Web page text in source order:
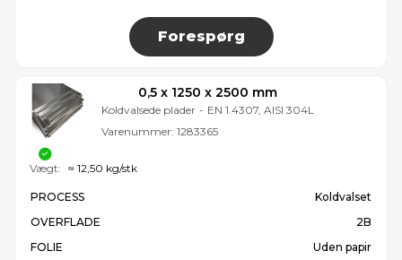
Forespørg
0,5 x 1250 x 2500 mm
Koldvalsede plader - EN 1.4307, AISI 304L
Varenummer: 1283365
PROCESS
Koldvalset
OVERFLADE
2B
FOLIE
Uden papir
Vægt: ≈ 12,50 kg/stk